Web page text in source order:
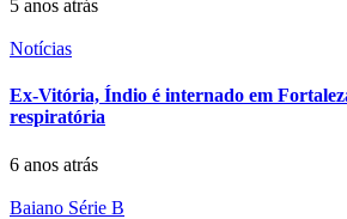
5 anos atrás
Notícias
Ex-Vitória, Índio é internado em
respiratória
6 anos atrás
Baiano Série B